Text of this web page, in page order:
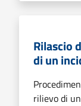
Rilascio
di un
rilievo di